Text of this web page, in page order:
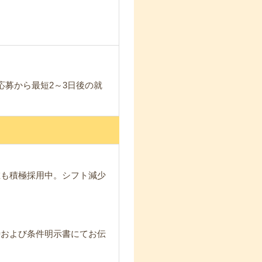
募から最短2～3日後の就
積極採用中。シフト減少
よび条件明示書にてお伝